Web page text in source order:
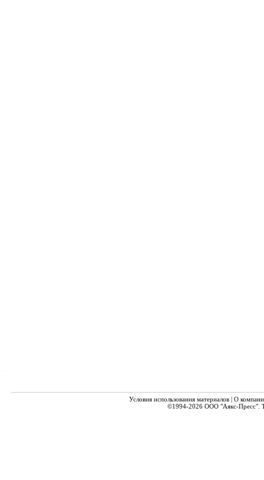
Условия использования материалов| О
©1994-2026 ООО "Аякс-Пресс".